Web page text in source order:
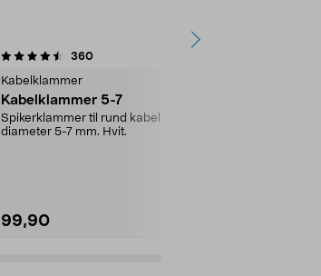
360anmeldelser
Kabelklammer
Kabelklammer 5-7
Spikerklammer til rund kabel med
diameter 5-7 mm. Hvit.
99,90
4.5 av 5 stjerner